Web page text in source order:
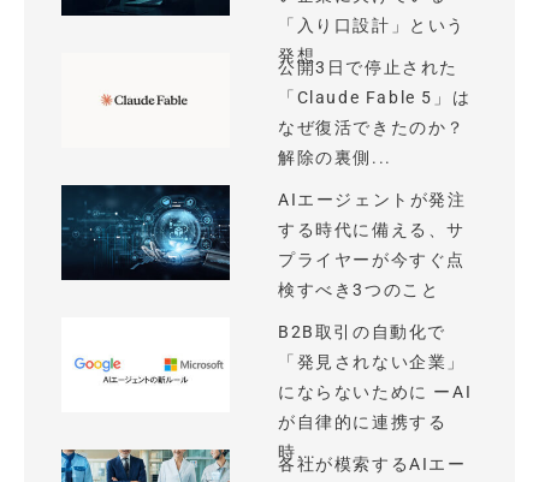
「入り口設計」という
発想
公開3日で停止された
「Claude Fable 5」は
なぜ復活できたのか？
解除の裏側...
AIエージェントが発注
する時代に備える、サ
プライヤーが今すぐ点
検すべき3つのこと
B2B取引の自動化で
「発見されない企業」
にならないために ーAI
が自律的に連携する
時...
各社が模索するAIエー